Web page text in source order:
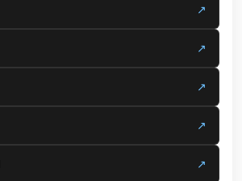
↗
↗
↗
↗
↗